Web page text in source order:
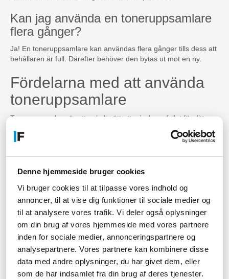
Denne hjemmeside bruger cookies
Vi bruger cookies til at tilpasse vores indhold og
annoncer, til at vise dig funktioner til sociale medier og
til at analysere vores trafik. Vi deler også oplysninger
om din brug af vores hjemmeside med vores partnere
inden for sociale medier, annonceringspartnere og
analysepartnere. Vores partnere kan kombinere disse
data med andre oplysninger, du har givet dem, eller
som de har indsamlet fra din brug af deres tjenester.
Kan jag använda en toneruppsamlare
flera gånger?
Ja! En toneruppsamlare kan användas flera gånger tills dess att
behållaren är full. Därefter behöver den bytas ut mot en ny.
Fördelarna med att använda
toneruppsamlare
Toneruppsamlare är ett enkelt sätt att minska avfallet för ditt
företag. Genom att återanvända en toneruppsamlare minskar
du risken för skador på din skrivare. Detta kan förlänga
ut delar i skrivaren.
Hur man använder en
toneruppsamlare
Det är enkelt att använda en toneruppsamlare: öppna bara upp
ditt skrivarfack och placera toneruppsamlaren på plats. Var noga
med att följa instruktionerna för din specifika skrivare och
toneruppsamlare för bästa resultat.
Så här hittar du rätt